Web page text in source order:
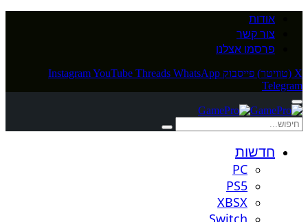
אודות
צור קשר
פרסמו אצלנו
X (טוויטר) פייסבוק InstagramYouTube Threads WhatsApp
Telegram
חדשות
PC
PS5
XBSX
Switch